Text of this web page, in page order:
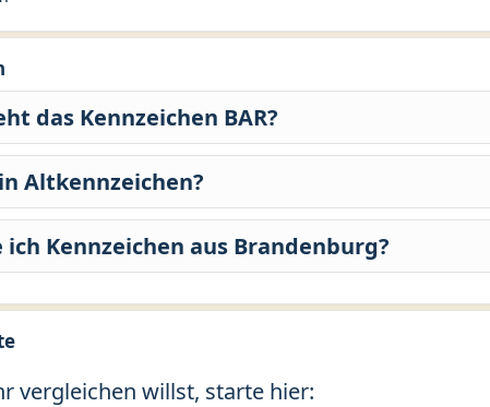
das Kennzeichen BAR?
Altkennzeichen?
ich Kennzeichen aus Brandenburg?
vergleichen willst, starte hier: